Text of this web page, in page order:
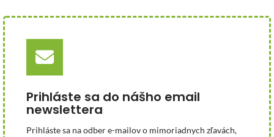
Prihláste sa do nášho email
newslettera
Prihláste sa na odber e-mailov o mimoriadnych zľavách,